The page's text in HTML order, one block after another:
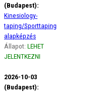
(Budapest):
Kinesiology-
taping/Sporttaping
alapképzés
Állapot: LEHET
JELENTKEZNI
2026-10-03
(Budapest):